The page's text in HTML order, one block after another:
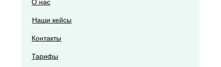
О нас
Наши кейсы
Тарифы
Контакты